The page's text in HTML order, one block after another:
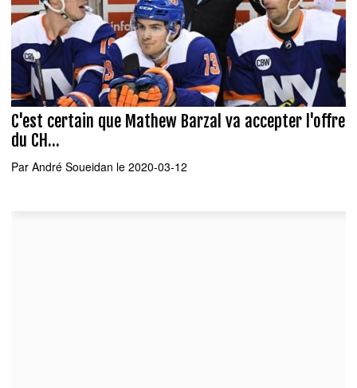
C'est certain que Mathew Barzal va accepter l'offre
du CH...
Par André Soueidan le 2020-03-12